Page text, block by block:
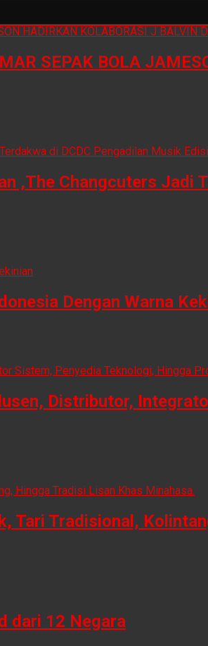
SEPAK BOLA
,The Changcuters Jadi
Dengan Warna
Distributor,
Tari Tradisional,
dari 12 Negara